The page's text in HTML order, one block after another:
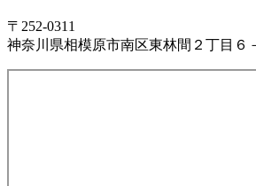
〒252-0311
神奈川県相模原市南区東林間２丁目６